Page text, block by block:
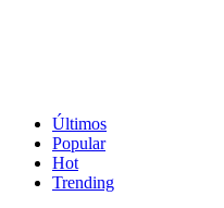
Últimos
Popular
Hot
Trending